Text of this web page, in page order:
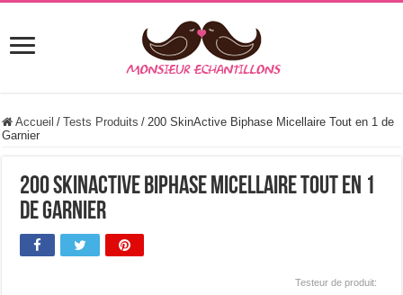
Accueil / Tests Produits / 200 SkinActive Biphase Micellaire Tout en 1 de
Garnier
200 SkinActive Biphase Micellaire Tout en 1
de Garnier
Testeur de produit: